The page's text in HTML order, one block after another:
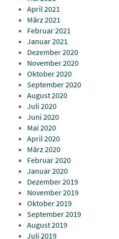
April 2021
März 2021
Februar 2021
Januar 2021
Dezember 2020
November 2020
Oktober 2020
September 2020
August 2020
Juli 2020
Juni 2020
Mai 2020
April 2020
März 2020
Februar 2020
Januar 2020
Dezember 2019
November 2019
Oktober 2019
September 2019
August 2019
Juli 2019